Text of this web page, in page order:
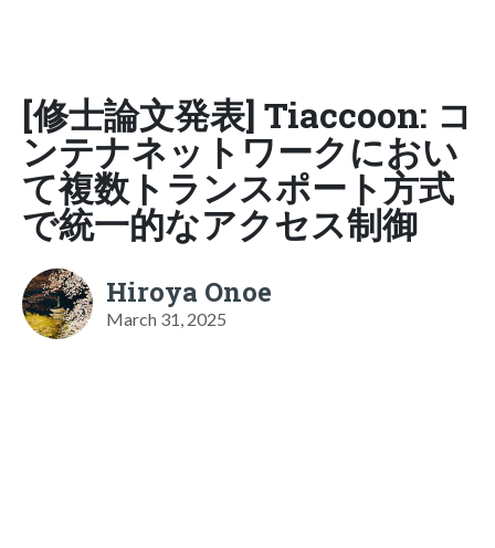
[修士論文発表] Tiaccoon: コ
ンテナネットワークにおい
て複数トランスポート方式
で統一的なアクセス制御
Hiroya Onoe
March 31, 2025